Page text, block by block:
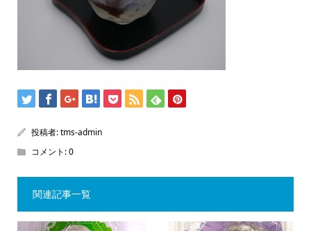
投稿者:tms-admin
コメント:0
関連記事一覧